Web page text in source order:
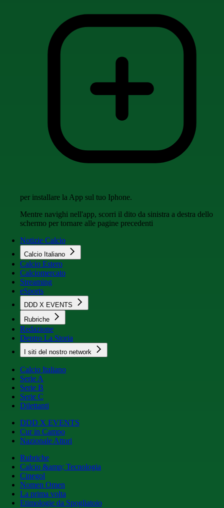
per installare la App sul tuo Iphone.
Mentre navighi nell'app, scorri il dito da sinistra a destra dello
schermo per tornare alle pagine precedenti
Notizie Calcio
Calcio Italiano
Calcio Estero
Calciomercato
Streaming
eSports
DDD X EVENTS
Rubriche
Redazione
Dentro La Storia
I siti del nostro network
Calcio Italiano
Serie A
Serie B
Serie C
Dilettanti
DDD X EVENTS
Cur in Campo
Nazionale Attori
Rubriche
Calcio &amp; Tecnologia
Cinegol
Nomen Omen
La prima volta
Etimologie da Spogliatoio